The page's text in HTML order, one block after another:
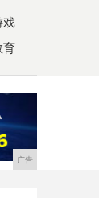
戏
育
广告